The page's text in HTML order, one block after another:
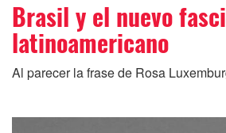
Brasil y el nuevo
latinoamericano
Al parecer la frase de Rosa